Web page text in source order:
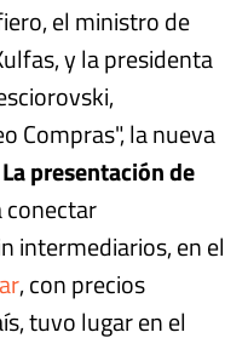
el ministro de
y la presidenta
Compras", la nueva
La presentación de
conectar
intermediarios, en el
, con precios
tuvo lugar en el